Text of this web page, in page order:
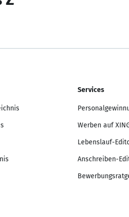
Services
Werben auf
Lebenslauf-
Anschreiben-